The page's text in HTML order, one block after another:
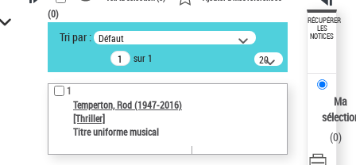
VOTRE RECHERCHE
Recherche avancée dans les
notices d’autorité
Œuvres liées à l'auteur :
Temperton, Rod (1947-2016)
Sauvegarder votre recherche
AFFINER
(0)
Tri par : Défaut
sur 1
20
résultats/page
1
Temperton, Rod (1947-2016)
[Thriller]
Titre uniforme musical
RÉCUPÉRER
LES
NOTICES
Ma
(0)